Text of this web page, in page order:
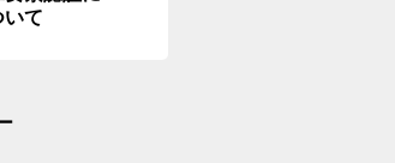
いて